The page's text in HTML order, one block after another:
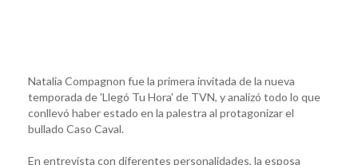
Natalia Compagnon fue la primera invitada de la nueva
temporada de 'Llegó Tu Hora' de TVN, y analizó todo lo que
conllevó haber estado en la palestra al protagonizar el
bullado Caso Caval.
En entrevista con diferentes personalidades, la esposa